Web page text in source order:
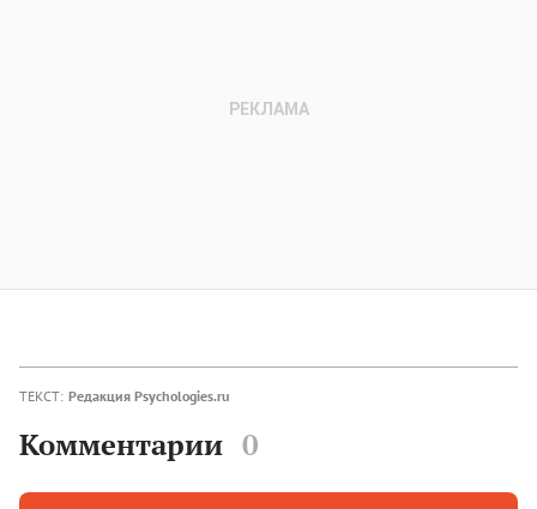
ТЕКСТ: Редакция Psychologies.ru
Комментарии 0